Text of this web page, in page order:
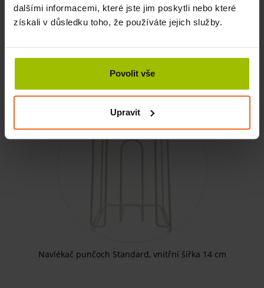
dalšími informacemi, které jste jim poskytli nebo které
získali v důsledku toho, že používáte jejich služby.
Povolit vše
Upravit
KOUPIT
Navlékač punčoch Standard, vnitřní šířka 14 cm